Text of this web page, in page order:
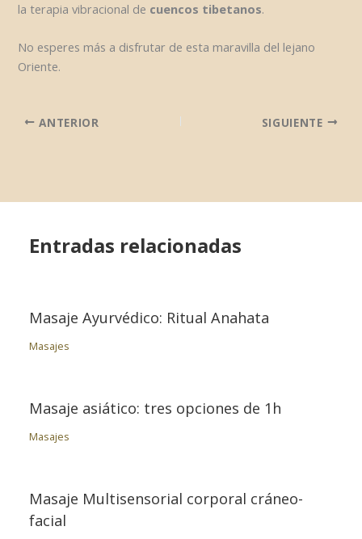
la terapia vibracional de cuencos tibetanos.
No esperes más a disfrutar de esta maravilla del lejano
Oriente.
ANTERIOR SIGUIENTE
Entradas relacionadas
Masaje Ayurvédico: Ritual Anahata
Masajes
Masaje asiático: tres opciones de 1h
Masajes
Masaje Multisensorial corporal cráneo-
facial